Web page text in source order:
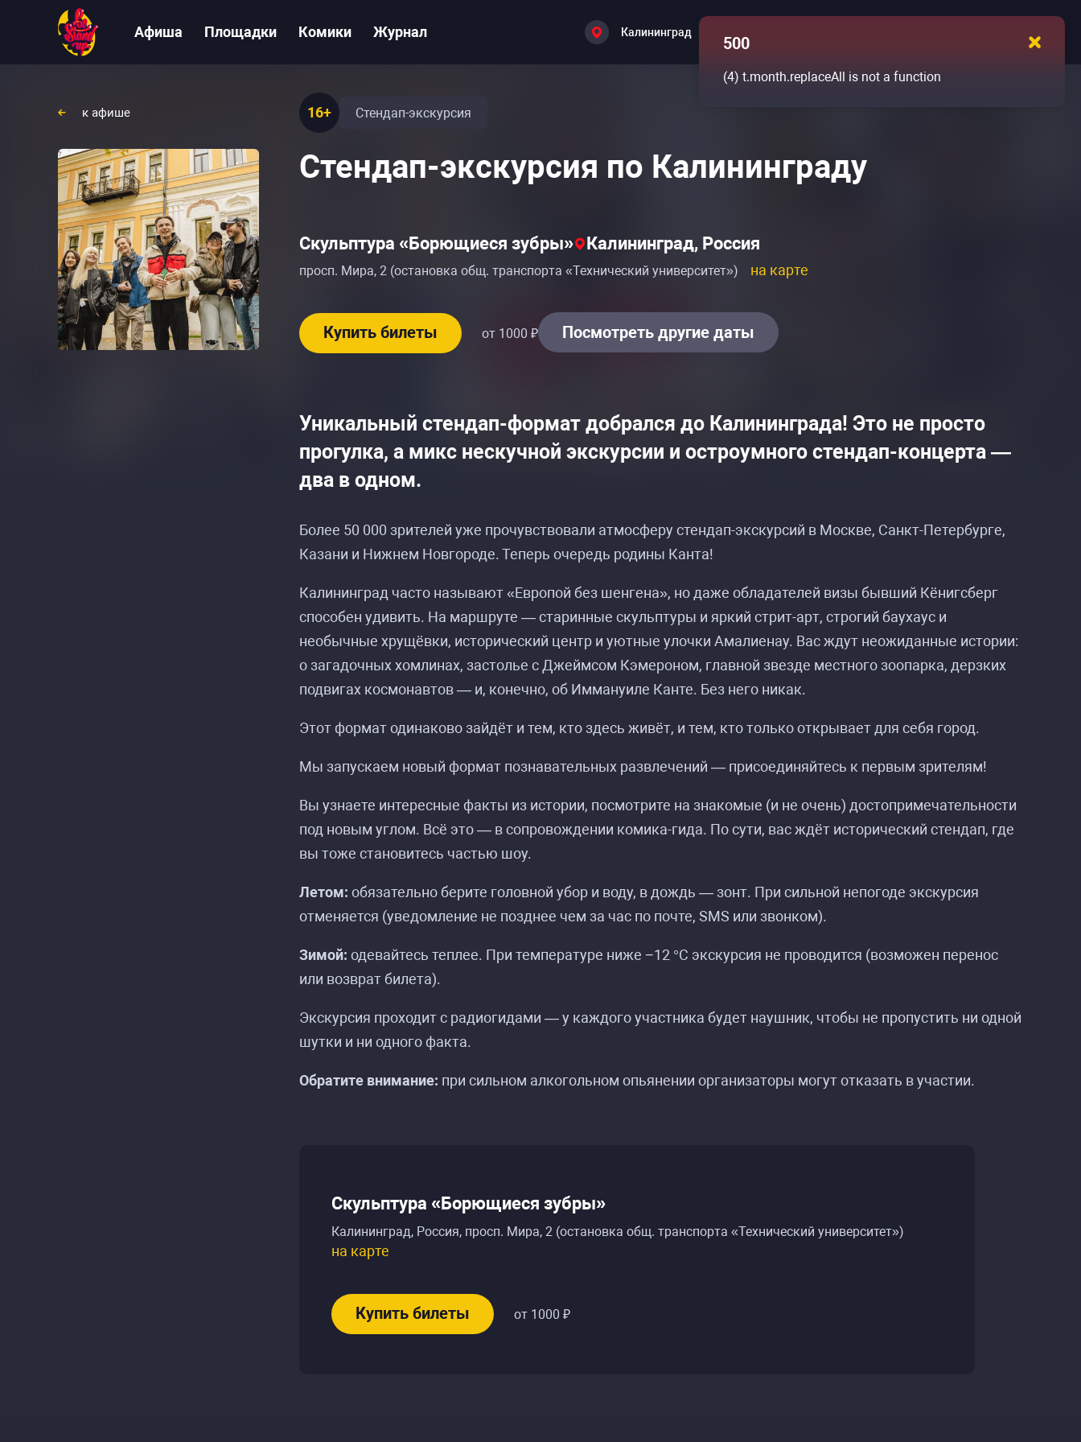
Афиша Площадки Комики Журнал Калининград
к афише 16+ Стендап-экскурсия
Стендап-экскурсия по Калининграду
Скульптура «Борющиеся зубры» Калининград, Россия
просп. Мира, 2 (остановка общ. транспорта «Технический университет») на карте
Купить билеты от 1000 ₽ Посмотреть другие даты
Уникальный стендап-формат добрался до Калининграда! Это не просто
прогулка, а микс нескучной экскурсии и остроумного стендап-концерта —
два в одном.
Более 50 000 зрителей уже прочувствовали атмосферу стендап-экскурсий в Москве, Санкт-Петербурге,
Казани и Нижнем Новгороде. Теперь очередь родины Канта!
Калининград часто называют «Европой без шенгена», но даже обладателей визы бывший Кёнигсберг
способен удивить. На маршруте — старинные скульптуры и яркий стрит-арт, строгий баухаус и
необычные хрущёвки, исторический центр и уютные улочки Амалиенау. Вас ждут неожиданные истории:
о загадочных хомлинах, застолье с Джеймсом Кэмероном, главной звезде местного зоопарка, дерзких
подвигах космонавтов — и, конечно, об Иммануиле Канте. Без него никак.
Этот формат одинаково зайдёт и тем, кто здесь живёт, и тем, кто только открывает для себя город.
Мы запускаем новый формат познавательных развлечений — присоединяйтесь к первым зрителям!
Вы узнаете интересные факты из истории, посмотрите на знакомые (и не очень) достопримечательности
под новым углом. Всё это — в сопровождении комика-гида. По сути, вас ждёт исторический стендап, где
вы тоже становитесь частью шоу.
Летом: обязательно берите головной убор и воду, в дождь — зонт. При сильной непогоде экскурсия
отменяется (уведомление не позднее чем за час по почте, SMS или звонком).
Зимой: одевайтесь теплее. При температуре ниже −12 °C экскурсия не проводится (возможен перенос
или возврат билета).
Экскурсия проходит с радиогидами — у каждого участника будет наушник, чтобы не пропустить ни одной
шутки и ни одного факта.
Обратите внимание: при сильном алкогольном опьянении организаторы могут отказать в участии.
Скульптура «Борющиеся зубры»
Калининград, Россия, просп. Мира, 2 (остановка общ. транспорта «Технический университет»)
на карте
Купить билеты от 1000 ₽
500
(4) t.month.replaceAll is not a function
Расписание событий «Стендап-экскурсия по Калининграду»
Расписание событий «Стендап-экскурсия по Калининграду»